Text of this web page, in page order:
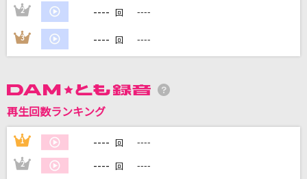
セレナーデ
なとり
Keala Settle & The Greatest Showman Ensemble
ORIGAMI
Little Glee Monster
2 ---- 回 ----
3 ---- 回 ----
再生回数ランキング
1 ---- 回 ----
2 ---- 回 ----